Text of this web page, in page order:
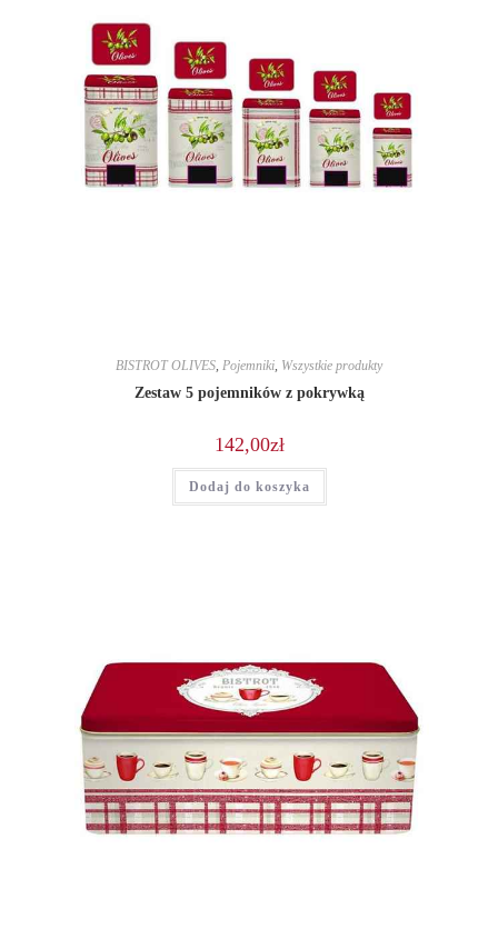
BISTROT OLIVES, Pojemniki, Wszystkie produkty
Zestaw 5 pojemników z pokrywką
142,00zł
Dodaj do koszyka